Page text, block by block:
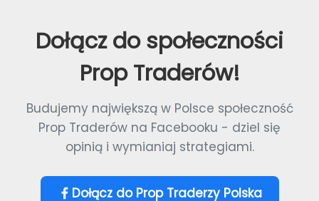
Dołącz do społeczności
Prop Traderów!
Budujemy największą w Polsce społeczność
Prop Traderów na Facebooku - dziel się
opinią i wymianiaj strategiami.
Dołącz do Prop Traderzy Polska